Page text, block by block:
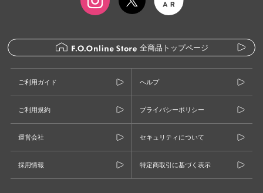
全商品トップページ
ご利用ガイド ヘルプ
ご利用規約 プライバシーポリシー
運営会社 セキュリティについて
採用情報 特定商取引に基づく表示